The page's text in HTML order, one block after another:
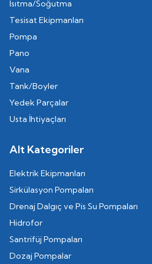
Isıtma/Soğutma
Tesisat Ekipmanları
Pompa
Pano
Vana
Tank/Boyler
Yedek Parçalar
Usta İhtiyaçları
Alt Kategoriler
Elektrik Ekipmanları
Sirkülasyon Pompaları
Drenaj Dalgıç ve Pis Su Pompaları
Hidrofor
Santrifüj Pompaları
Dozaj Pompalar